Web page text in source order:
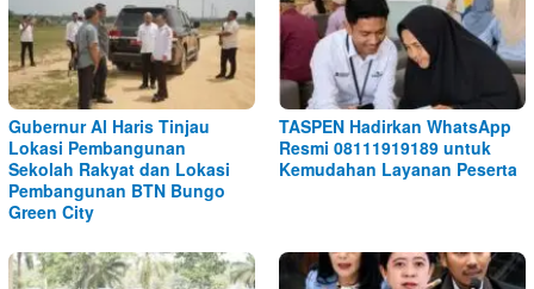
Gubernur Al Haris Tinjau
Lokasi Pembangunan
Sekolah Rakyat dan Lokasi
Pembangunan BTN Bungo
Green City
TASPEN Hadirkan WhatsApp
Resmi 08111919189 untuk
Kemudahan Layanan Peserta